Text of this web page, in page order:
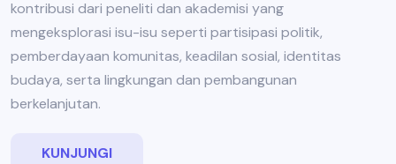
kontribusi dari peneliti dan akademisi yang
mengeksplorasi isu-isu seperti partisipasi politik,
pemberdayaan komunitas, keadilan sosial, identitas
budaya, serta lingkungan dan pembangunan
berkelanjutan.
KUNJUNGI